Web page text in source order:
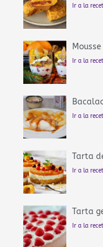
Ir a la
Ir a la
Ir a la
Tarta
Ir a la
Tarta
Ir a la